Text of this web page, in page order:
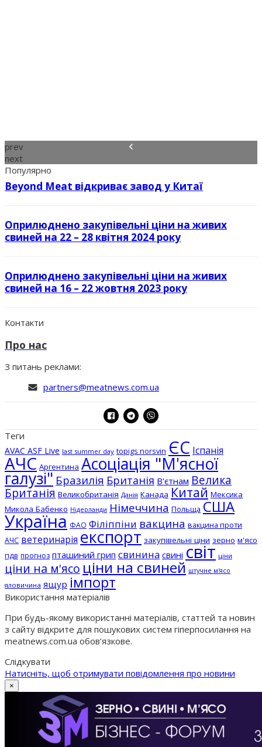
prev
next
Популярно
Beyond Meat відкриває завод у Китаї
Оприлюднено закупівельні ціни на живих
свиней на 22 – 28 квітня 2024 року
Оприлюднено закупівельні ціни на живих
свиней на 16 – 22 жовтня 2023 року
Контакти
Про нас
З питань реклами:
partners@meatnews.com.ua
Теги
AVAC ASF Live last summer day topigs norsvin ЄС Іспанія
АЧС Аргентина Асоціація "М'ясної
галузі" Бразилія Британія В'єтнам Велика
Британія Великобританія Данія Канада Китай Мексика
Микола Бабенко Нідерланди Німеччина Польща США
Україна ФАО Філіппіни вакцина вакцина проти
АЧС ветеринарія експорт закупівельні ціни зерно м'ясо
пдв прогноз пташиний грип свинина свині світ ціни
ціни на м'ясо ціни на свиней штучне м'ясо
яловичина ящур імпорт
Використання матеріалів
При будь-якому використанні матеріалів, статтей та новин
з сайту відкрите для пошукових систем гіперпосилання на
meatnews.com.ua обов’язкове.
Слідкувати
Натисніть, щоб отримувати повідомлення про новини
×